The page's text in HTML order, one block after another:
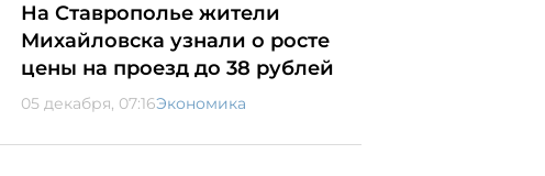
На Ставрополье жители
Михайловска узнали о росте
цены на проезд до 38 рублей
05 декабря, 07:16Экономика